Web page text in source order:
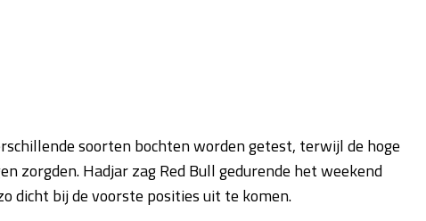
soorten bochten worden getest, terwijl de hoge
zorgden. Hadjar zag Red Bull gedurende het weekend
dicht bij de voorste posities uit te komen.